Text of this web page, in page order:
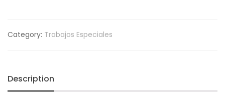
Category: Trabajos Especiales
Description